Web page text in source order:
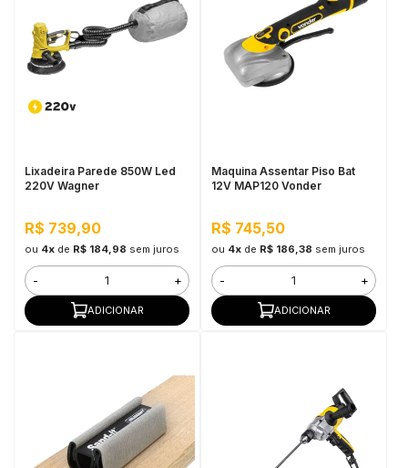
Lixadeira Parede 850W Led
220V Wagner
R$ 739,90
ou 4xde R$ 184,98 sem juros
- +
ADICIONAR
Maquina Assentar Piso Bat
12V MAP120 Vonder
R$ 745,50
ou 4xde R$ 186,38 sem juros
- +
ADICIONAR